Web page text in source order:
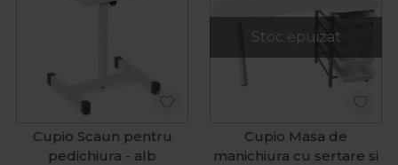
Cupio Scaun pentru
pedichiura - alb
Stoc epuizat
Cupio Masa de
manichiura cu sertare si